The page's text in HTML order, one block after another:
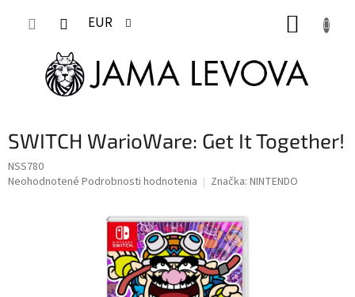
EUR
SWITCH WarioWare: Get It Together!
NSS780
Priemerné
Neohodnotené Podrobnosti hodnotenia Značka: NINTENDO